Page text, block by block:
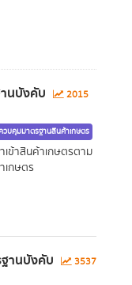
นบังคับ
2015
วบคุมมาตรฐานสินค้าเกษตร
ข้าสินค้าเกษตรตาม
เกษตร
านบังคับ
3537